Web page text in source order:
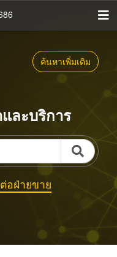
ค้นหาเพิ่มเติม
ละบริการ
อฝ่ายขาย